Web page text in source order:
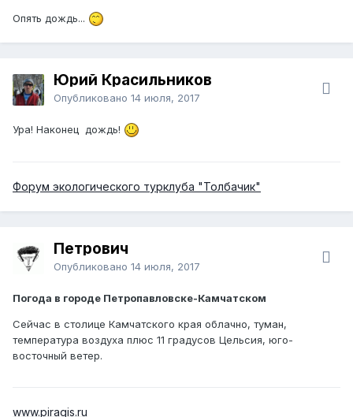
Опять дождь...
Юрий Красильников
Опубликовано 14 июля, 2017
Ура! Наконец дождь!
Форум экологического турклуба "Толбачик"
Петрович
Опубликовано 14 июля, 2017
Погода в городе Петропавловске-Камчатском
Сейчас в столице Камчатского края облачно, туман,
температура воздуха плюс 11 градусов Цельсия, юго-
восточный ветер.
www.piragis.ru